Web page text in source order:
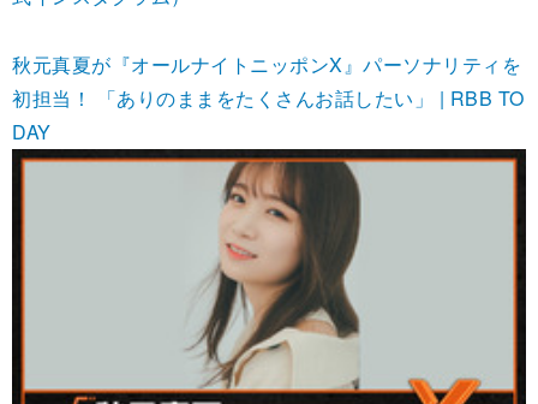
秋元真夏が『オールナイトニッポンX』パーソナリティを
初担当！ 「ありのままをたくさんお話したい」 | RBB TO
DAY